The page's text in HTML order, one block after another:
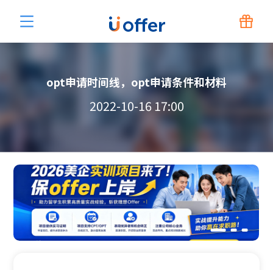
opt申请时间线，opt申请条件和材料
2022-10-16 17:00